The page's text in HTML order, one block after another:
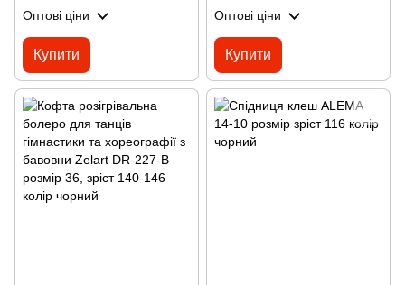
Оптові ціни
Купити
Оптові ціни
Купити